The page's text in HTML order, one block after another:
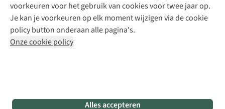
voorkeuren voor het gebruik van cookies voor twee jaar op.
Je kan je voorkeuren op elk moment wijzigen via de cookie
policy button onderaan alle pagina's.
Onze cookie policy
Alles accepteren
Disclaimer Privacy Policy
Algemene voorwaarden
Cookie Policy